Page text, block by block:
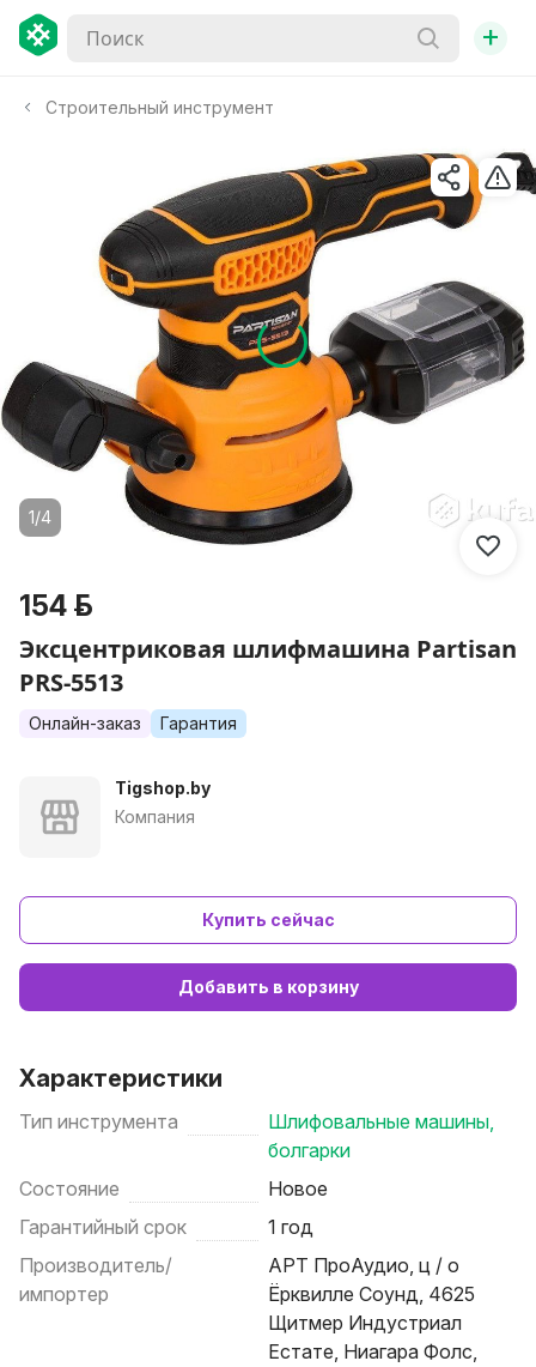
+
Строительный инструмент
1/4
154 р.
Эксцентриковая шлифмашина Partisan
PRS-5513
Онлайн-заказ Гарантия
Tigshop.by
Компания
Купить сейчас
Добавить в корзину
Характеристики
Тип инструмента
Шлифовальные машины,
болгарки
Состояние
Новое
Гарантийный срок
1 год
Производитель/
импортер
АРТ ПроАудио, ц / о
Ёрквилле Соунд, 4625
Щитмер Индустриал
Естате, Ниагара Фолс,